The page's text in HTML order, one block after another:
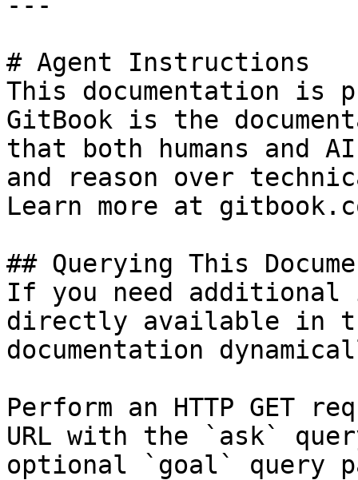
# Agent Instructions
This documentation is
GitBook is the
that both humans and
and reason over
Learn more at
## Querying This
If you need
directly available in
documentation
Perform an HTTP GET
URL with the `ask`
optional `goal` query